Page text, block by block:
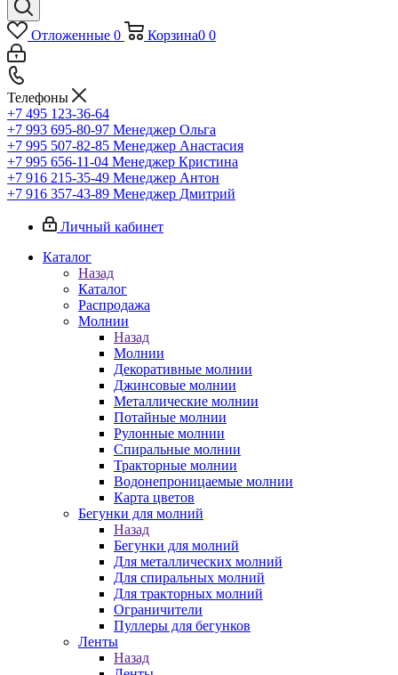
Отложенные 0 Корзина0 0
Телефоны
+7 495 123-36-64
+7 993 695-80-97 Менеджер Ольга
+7 995 507-82-85 Менеджер Анастасия
+7 995 656-11-04 Менеджер Кристина
+7 916 215-35-49 Менеджер Антон
+7 916 357-43-89 Менеджер Дмитрий
Личный кабинет
Каталог
Назад
Каталог
Распродажа
Молнии
Назад
Молнии
Декоративные молнии
Джинсовые молнии
Металлические молнии
Потайные молнии
Рулонные молнии
Спиральные молнии
Тракторные молнии
Водонепроницаемые молнии
Карта цветов
Бегунки для молний
Назад
Бегунки для молний
Для металлических молний
Для спиральных молний
Для тракторных молний
Ограничители
Пуллеры для бегунков
Ленты
Назад